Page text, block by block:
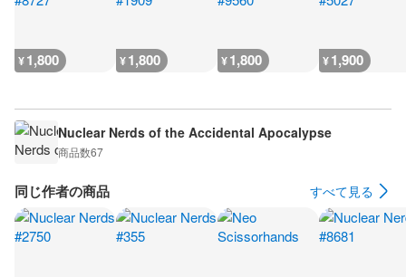
¥1,800 ¥1,800 ¥1,800 ¥1,900
Nuclear Nerds of the Accidental Apocalypse
商品数67
同じ作者の商品 すべて見る